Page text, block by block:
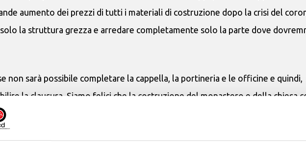
aumento dei prezzi di tutti i materiali di costruzione dopo la crisi del
la struttura grezza e arredare completamente solo la parte dove
non sarà possibile completare la cappella, la portineria e le officine e quindi,
la clausura. Siamo felici che la costruzione del monastero e della chiesa
tutta l’opera alla protezione di San Giuseppe. Desideriamo ringraziare
aiutano nella costruzione e preghiamo per loro.